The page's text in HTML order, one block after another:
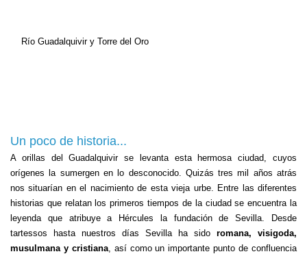
Río Guadalquivir y Torre del Oro
Un poco de historia...
A orillas del Guadalquivir se levanta esta hermosa ciudad, cuyos
orígenes la sumergen en lo desconocido. Quizás tres mil años atrás
nos situarían en el nacimiento de esta vieja urbe. Entre las diferentes
historias que relatan los primeros tiempos de la ciudad se encuentra la
leyenda que atribuye a Hércules la fundación de Sevilla. Desde
tartessos hasta nuestros días Sevilla ha sido romana, visigoda,
musulmana y cristiana, así como un importante punto de confluencia